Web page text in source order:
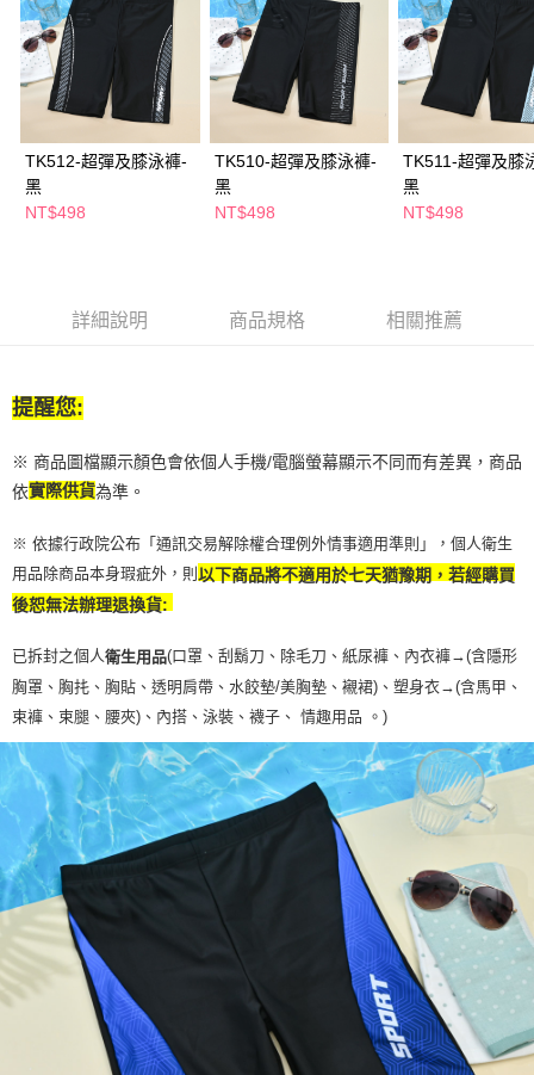
２．訂單成立數日內，您將收到繳費通知簡訊。
３．收到繳費通知簡訊後14天內，點擊此簡訊中的連結，可透過四大超商／
ATM／網路銀行／等多元方式進行付款，方視為交易完成。
※ 請注意：結帳手續完成當下不需立刻繳費，但若您需要取消訂單，請聯絡
購買商品的店家。未經商家同意取消之訂單仍視為有效，需透過AFTEE先享
後付繳納相關費用。
※ 交易是否成功請以「AFTEE先享後付 」之結帳頁面顯示為準，若有關於
是否繳費成功／繳費後需取消欲退款等相關疑問，請聯繫「AFTEE先享後付
客戶支援中心」
https://netprotections.freshdesk.com/support/home
２．關於個人資料處理事宜，請瀏覽以下網址：
任。
時審查核予不同之上限額度；若仍有額度不足之情形，本公司將視審查結果
請求用戶進行身份認證。
５．嚴禁一人註冊多個帳號或使用他人資訊註冊。若發現惡意使用之情形，
每筆NT$65，滿NT$390(含以上)免運費
萊爾富取貨付款
每筆NT$65，滿NT$490(含以上)免運費
付款後萊爾富取貨
每筆NT$65，滿NT$490(含以上)免運費
每筆NT$65，滿NT$490(含以上)免運費
每筆NT$100，滿NT$790(含以上)免運費
付款後寶雅門市自取(由倉庫統一出貨)
每筆NT$80，滿NT$290(含以上)免運費
TK512-超彈及膝泳褲-
黑
NT$498
TK510-超彈及膝泳褲-
黑
NT$498
TK511-超彈及膝
黑
NT$498
詳細說明 商品規格 相關推薦
提醒您:
※ 商品圖檔顯示顏色會依個人手機/電腦螢幕顯示不同而有差異，商品
依實際供貨為準。
※ 依據行政院公布「通訊交易解除權合理例外情事適用準則」，個人衛生
用品除商品本身瑕疵外，則以下商品將不適用於七天猶豫期，若經購買
後恕無法辦理退換貨:
已拆封之個人衛生用品(口罩、刮鬍刀、除毛刀、紙尿褲、內衣褲→(含隱形
胸罩、胸扥、胸貼、透明肩帶、水餃墊/美胸墊、襯裙)、塑身衣→(含馬甲、
束褲、束腿、腰夾) 、內搭、泳裝、襪子、 情趣用品 。)